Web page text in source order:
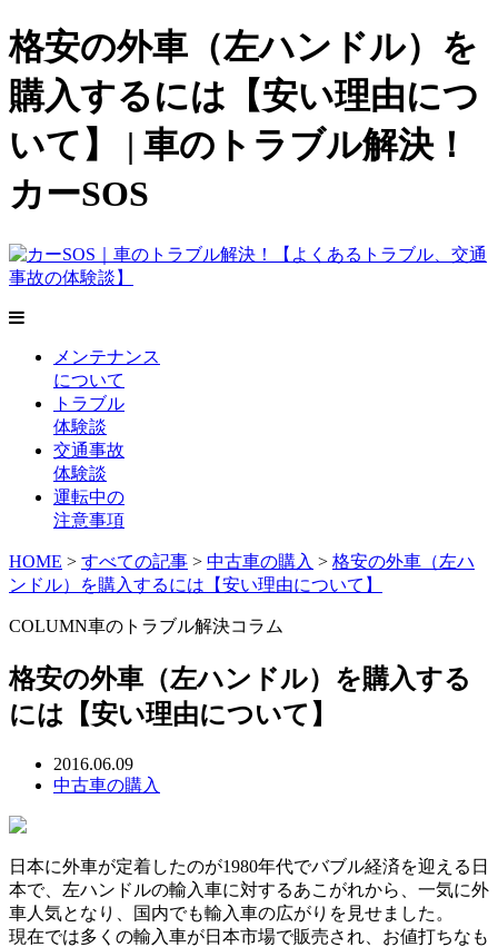
格安の外車（左ハンドル）を
購入するには【安い理由につ
いて】 | 車のトラブル解決！
カーSOS
メンテナンス
について
トラブル
体験談
交通事故
体験談
運転中の
注意事項
HOME > すべての記事 > 中古車の購入 > 格安の外車（左ハ
ンドル）を購入するには【安い理由について】
COLUMN車のトラブル解決コラム
格安の外車（左ハンドル）を購入する
には【安い理由について】
2016.06.09
中古車の購入
日本に外車が定着したのが1980年代でバブル経済を迎える日
本で、左ハンドルの輸入車に対するあこがれから、一気に外
車人気となり、国内でも輸入車の広がりを見せました。
現在では多くの輸入車が日本市場で販売され、お値打ちなも